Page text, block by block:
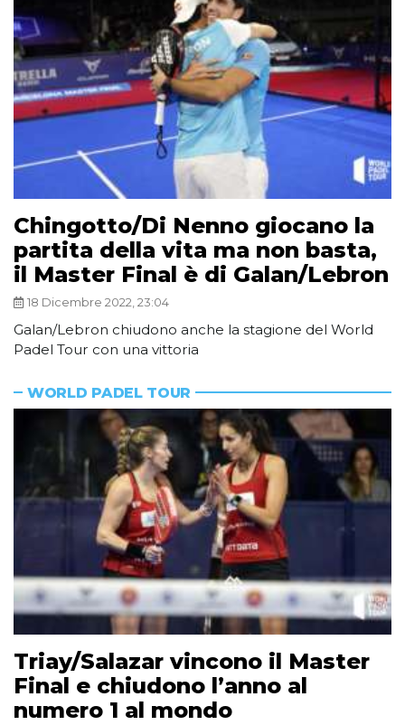
Chingotto/Di Nenno giocano la
partita della vita ma non basta,
il Master Final è di Galan/Lebron
18 Dicembre 2022, 23:04
Galan/Lebron chiudono anche la stagione del World
Padel Tour con una vittoria
WORLD PADEL TOUR
Triay/Salazar vincono il Master
Final e chiudono l’anno al
numero 1 al mondo